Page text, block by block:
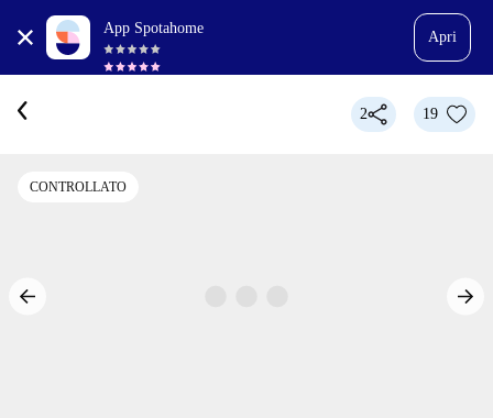
App Spotahome
Apri
2 19
CONTROLLATO